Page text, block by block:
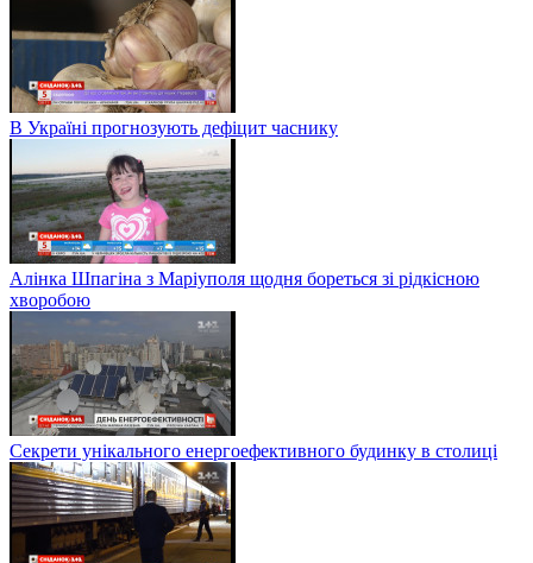
В Україні прогнозують дефіцит часнику
Алінка Шпагіна з Маріуполя щодня бореться зі рідкісною
хворобою
Секрети унікального енергоефективного будинку в столиці